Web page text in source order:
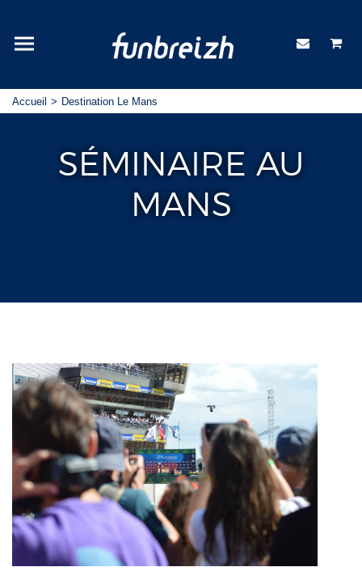
Accueil Destination Le Mans
SÉMINAIRE AU
MANS